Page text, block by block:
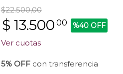
$22.500,00
$ 13.500 00 %40 OFF
Ver cuotas
5% OFFcon transferencia